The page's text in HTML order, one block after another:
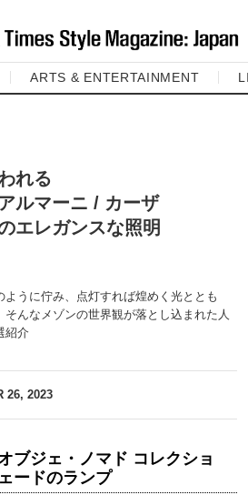
ARTS & ENTERTAINMENT
れる
ルマーニ / カーザ
エレガンスな照明
うに佇み、点灯すれば煌めく光ととも
んなメゾンの世界観が落とし込まれた人
紹介
26, 2023
ブジェ・ノマド コレクショ
ードのランプ